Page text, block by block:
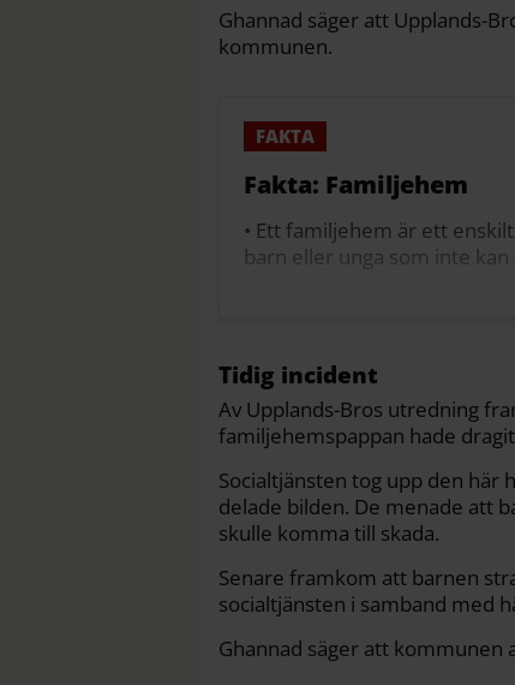
Ghannad säger att Upplands-
kommunen.
Fakta: Familjehem
• Ett familjehem är ett
barn eller unga som inte
• Barn kan placeras i
• Socialtjänsten ansvarar för
barn placeras där.
• Den placerande
placeringen fungerar.
• Familjehemmet ska ge
samarbeta med
Källa: Socialstyrelsen
Tidig incident
Av Upplands-Bros utredning
familjehemspappan hade
Socialtjänsten tog upp den
delade bilden. De menade att
skulle komma till skada.
Senare framkom att barnen
socialtjänsten i samband med
Ghannad säger att kommunen